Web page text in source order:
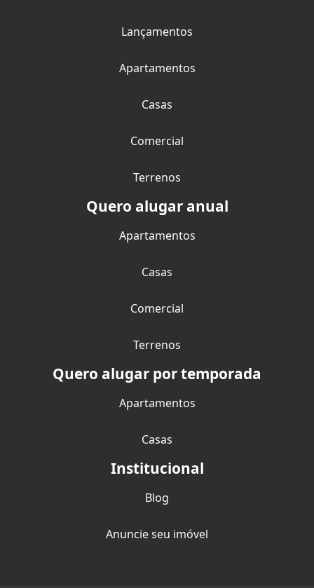
Lançamentos
Apartamentos
Casas
Comercial
Terrenos
Quero alugar anual
Apartamentos
Casas
Comercial
Terrenos
Quero alugar por temporada
Apartamentos
Casas
Institucional
Blog
Anuncie seu imóvel